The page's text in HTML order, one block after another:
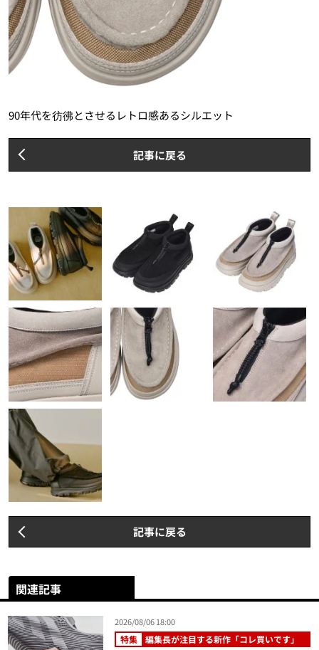
90年代を彷彿とさせるレトロ感あるシルエット
記事に戻る
記事に戻る
関連記事
2026/08/06 18:00
特集 編集長が注目する新作「コレ買いです」